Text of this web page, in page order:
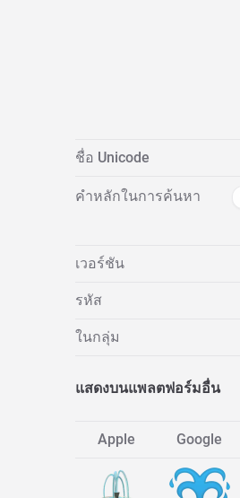
ชื่อ Unicode
คำหลักในการค้นหา
เวอร์ชัน
รหัส
ในกลุ่ม
แสดงบนแพลตฟอร์มอื่น
Apple Google